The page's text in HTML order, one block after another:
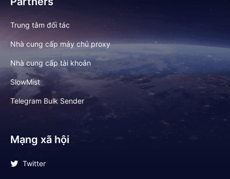
Trung tâm đối tác
Nhà cung cấp máy chủ proxy
Nhà cung cấp tài khoản
SlowMist
Telegram Bulk Sender
Mạng xã hội
Twitter